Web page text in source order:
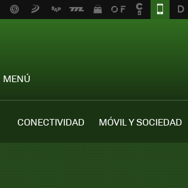
MENÚ
CONECTIVIDAD MÓVIL Y SOCIEDAD